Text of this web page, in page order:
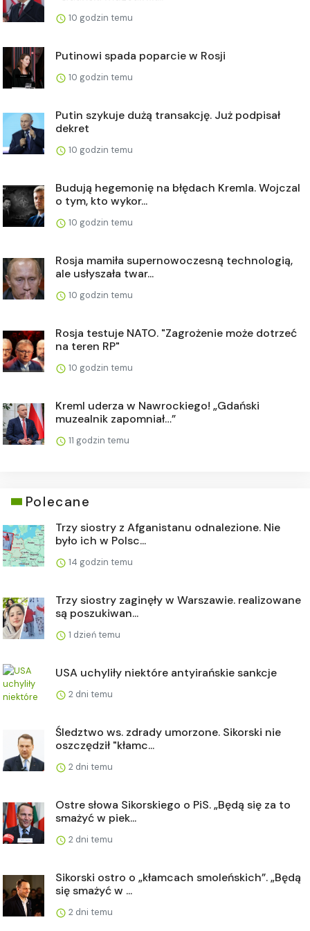
10 godzin temu
Putinowi spada poparcie w Rosji
10 godzin temu
Putin szykuje dużą transakcję. Już podpisał
dekret
10 godzin temu
Budują hegemonię na błędach Kremla. Wojczal
o tym, kto wykor...
10 godzin temu
Rosja mamiła supernowoczesną technologią,
ale usłyszała twar...
10 godzin temu
Rosja testuje NATO. "Zagrożenie może dotrzeć
na teren RP"
10 godzin temu
Kreml uderza w Nawrockiego! „Gdański
muzealnik zapomniał…”
11 godzin temu
Polecane
Trzy siostry z Afganistanu odnalezione. Nie
było ich w Polsc...
14 godzin temu
Trzy siostry zaginęły w Warszawie. realizowane
są poszukiwan...
1 dzień temu
USA uchyliły niektóre antyirańskie sankcje
2 dni temu
Śledztwo ws. zdrady umorzone. Sikorski nie
oszczędził "kłamc...
2 dni temu
Ostre słowa Sikorskiego o PiS. „Będą się za to
smażyć w piek...
2 dni temu
Sikorski ostro o „kłamcach smoleńskich”. „Będą
się smażyć w ...
2 dni temu